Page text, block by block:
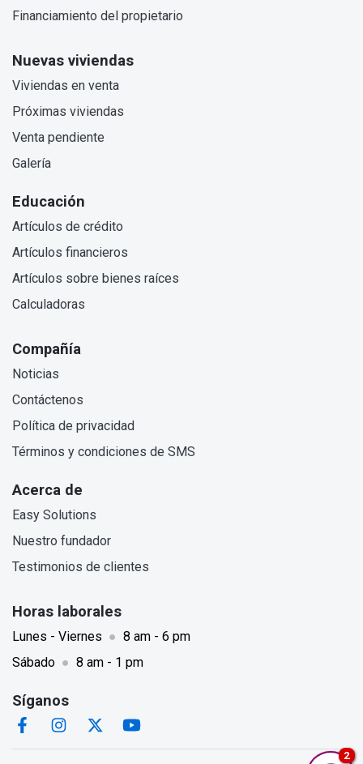
Financiamiento del propietario
Nuevas viviendas
Viviendas en venta
Próximas viviendas
Venta pendiente
Galería
Educación
Artículos de crédito
Artículos financieros
Artículos sobre bienes raíces
Calculadoras
Compañía
Noticias
Contáctenos
Política de privacidad
Términos y condiciones de SMS
Acerca de
Easy Solutions
Nuestro fundador
Testimonios de clientes
Horas laborales
Lunes - Viernes ● 8 am - 6 pm
Sábado ● 8 am - 1 pm
Síganos
2